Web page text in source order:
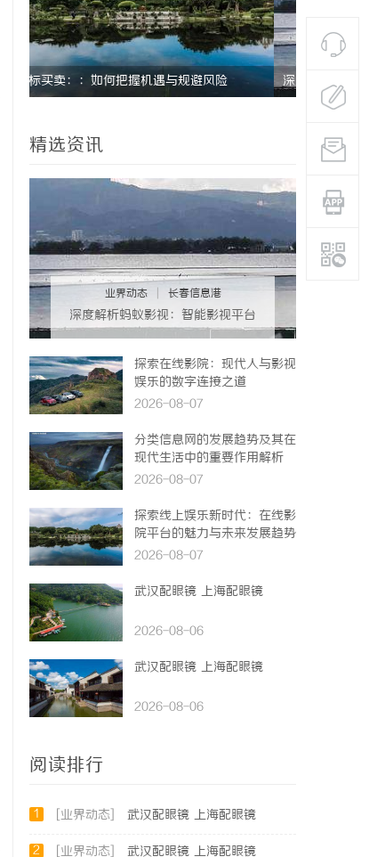
深入解析飞牛影视：打造优质影视体验的先锋
精选资讯
业界动态 长春信息港
深度解析蚂蚁影视：智能影视平台
的未来趋势与优势
探索在线影院：现代人与影视
娱乐的数字连接之道
2026-08-07
分类信息网的发展趋势及其在
现代生活中的重要作用解析
2026-08-07
探索线上娱乐新时代：在线影
院平台的魅力与未来发展趋势
2026-08-07
武汉配眼镜 上海配眼镜
2026-08-06
武汉配眼镜 上海配眼镜
2026-08-06
阅读排行
1 [业界动态] 武汉配眼镜 上海配眼镜
2 [业界动态] 武汉配眼镜 上海配眼镜